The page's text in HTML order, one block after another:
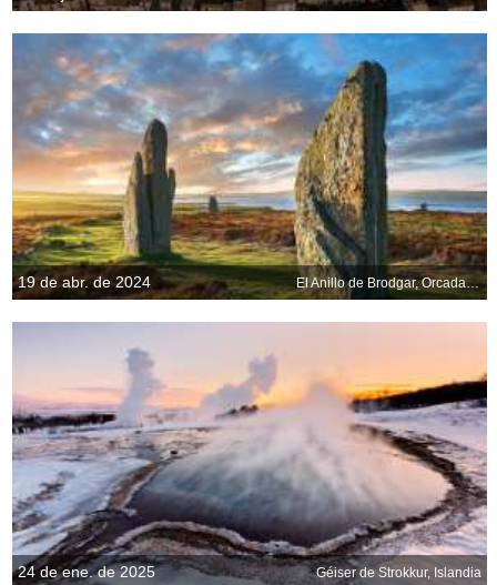
19 de abr. de 2024 El Anillo de Brodgar, Orcadas, Escocia
24 de ene. de 2025 Géiser de Strokkur, Islandia